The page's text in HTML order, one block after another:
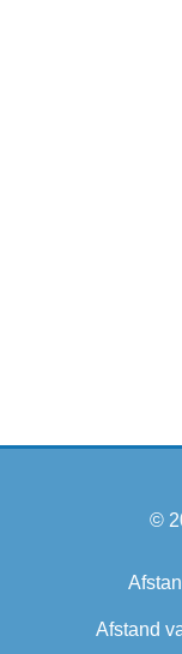
©
Afstand